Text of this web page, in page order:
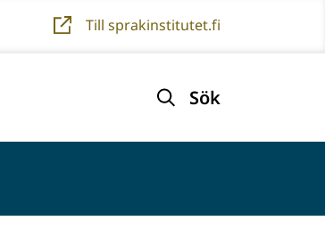
Till sprakinstitutet.fi
Sök